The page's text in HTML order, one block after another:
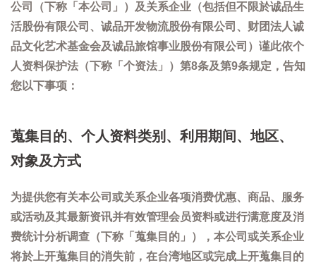
公司（下称「本公司」）及关系企业（包括但不限於诚品生
活股份有限公司、诚品开发物流股份有限公司、财团法人诚
品文化艺术基金会及诚品旅馆事业股份有限公司）谨此依个
人资料保护法（下称「个资法」）第8条及第9条规定，告知
您以下事项：
蒐集目的、个人资料类别、利用期间、地区、
对象及方式
为提供您有关本公司或关系企业各项消费优惠、商品、服务
或活动及其最新资讯并有效管理会员资料或进行满意度及消
费统计分析调查（下称「蒐集目的」），本公司或关系企业
将於上开蒐集目的消失前，在台湾地区或完成上开蒐集目的